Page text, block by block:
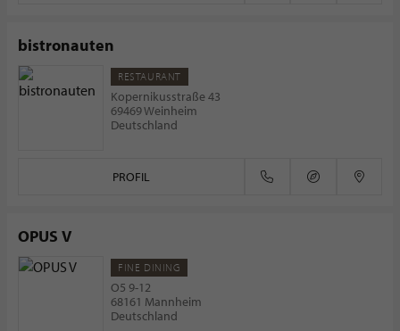
bistronauten
RESTAURANT
Kopernikusstraße 43
69469 Weinheim
Deutschland
PROFIL
OPUS V
FINE DINING
O5 9-12
68161 Mannheim
Deutschland